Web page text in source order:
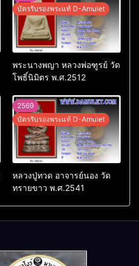
บัตรรับรองพระแท้ D-Amulet
พระนางพญา หลวงพ่อฑูรย์ วัด
โพธิ์นิมิตร พ.ศ.2512
2569
บัตรรับรองพระแท้ D-Amulet
หลวงปู่ทวด อาจารย์นอง วัด
ทรายขาว พ.ศ.2541